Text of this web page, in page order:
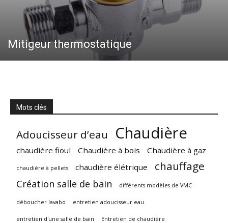
Mitigeur thermostatique
Mots clés
Adoucisseur d’eau Chaudière
chaudière fioul Chaudière à bois Chaudière à gaz
chaudière à pellets chaudière élétrique chauffage
Création salle de bain différents modèles de VMC
déboucher lavabo entretien adoucisseur eau
entretien d'une salle de bain Entretien de chaudière